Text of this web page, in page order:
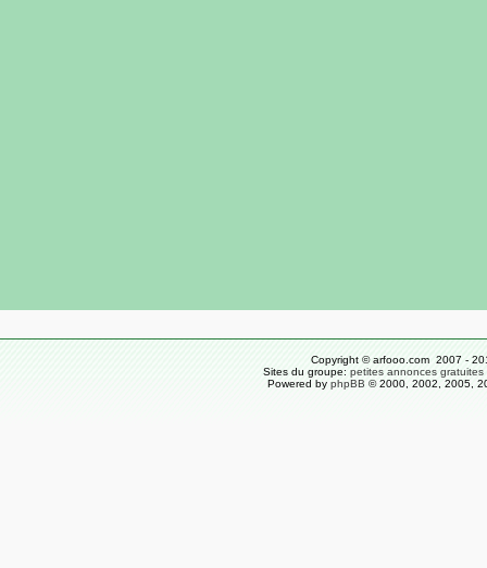
Copyright © arfooo.com 2007 -
Sites du groupe: petites annonces gratuites
Powered by phpBB © 2000, 2002, 2005,